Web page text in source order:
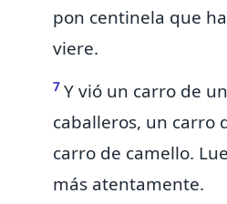
pon centinela que
viere.
7 Y vió un carro de
caballeros, un carro
carro de camello.
más atentamente.